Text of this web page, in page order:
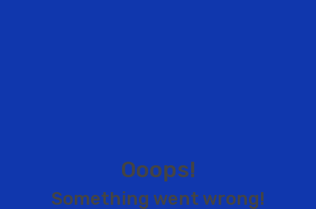
Ooops!
Something went wrong!